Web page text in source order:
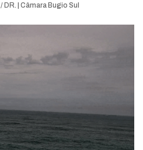
| Câmara Bugio Sul